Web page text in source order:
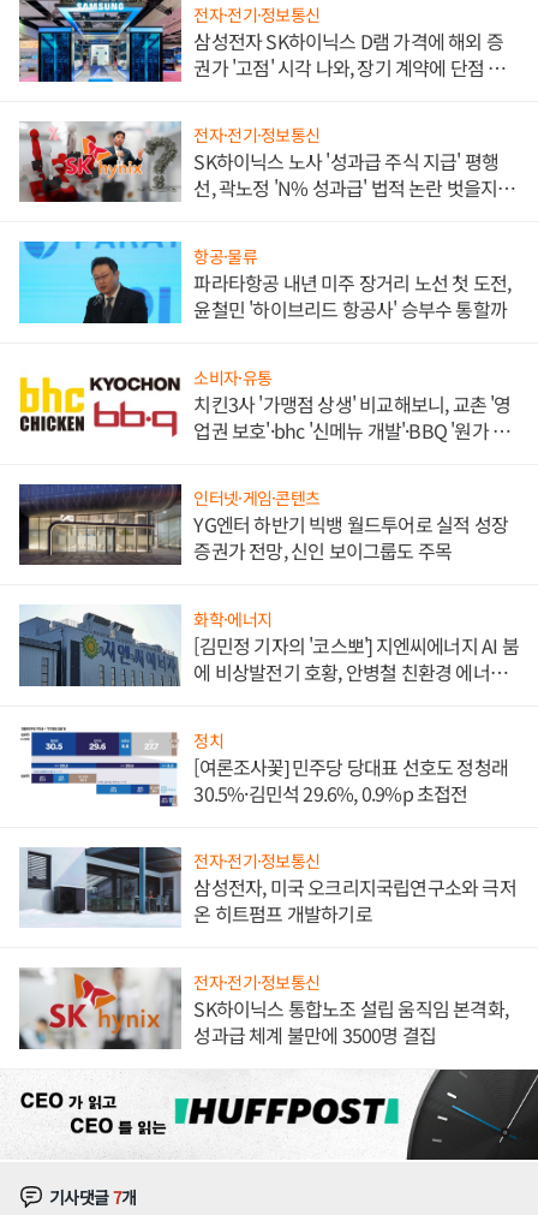
전자·전기·정보통신
삼성전자 SK하이닉스 D램 가격에 해외 증
권가 '고점' 시각 나와, 장기 계약에 단점 부
전자·전기·정보통신
SK하이닉스 노사 '성과급 주식 지급' 평행
선, 곽노정 'N% 성과급' 법적 논란 벗을지 주
항공·물류
파라타항공 내년 미주 장거리 노선 첫 도전,
윤철민 '하이브리드 항공사' 승부수 통할까
소비자·유통
치킨3사 '가맹점 상생' 비교해보니, 교촌 '영
업권 보호'·bhc '신메뉴 개발'·BBQ '원가 부
인터넷·게임·콘텐츠
YG엔터 하반기 빅뱅 월드투어로 실적 성장
증권가 전망, 신인 보이그룹도 주목
화학·에너지
[김민정 기자의 '코스뽀'] 지엔씨에너지 AI 붐
에 비상발전기 호황, 안병철 친환경 에너지
정치
[여론조사꽃] 민주당 당대표 선호도 정청래
30.5%·김민석 29.6%, 0.9%p 초접전
전자·전기·정보통신
삼성전자, 미국 오크리지국립연구소와 극저
온 히트펌프 개발하기로
전자·전기·정보통신
SK하이닉스 통합노조 설립 움직임 본격화,
성과급 체계 불만에 3500명 결집
기사댓글7개